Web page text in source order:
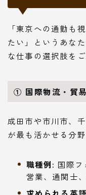
「東京への通勤も
たい」というあな
な仕事の選択肢をご
① 国際物流・貿
成田市や市川市、
が最も活かせる分野
職種例: 国際フ
営業、通関士
求められる英